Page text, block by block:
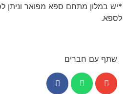
*יש במלון מתחם ספא מפואר וניתן
לספא.
שתף עם חברים